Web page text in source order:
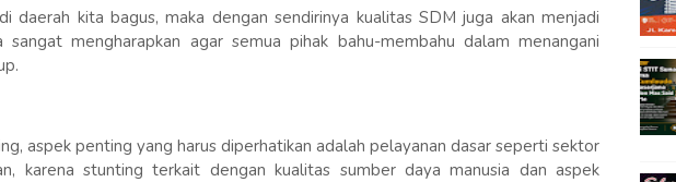
daerah kita bagus, maka dengan sendirinya kualitas SDM juga akan menjadi
mengharapkan agar semua pihak bahu-membahu dalam menangani
aspek penting yang harus diperhatikan adalah pelayanan dasar seperti sektor
karena stunting terkait dengan kualitas sumber daya manusia dan aspek